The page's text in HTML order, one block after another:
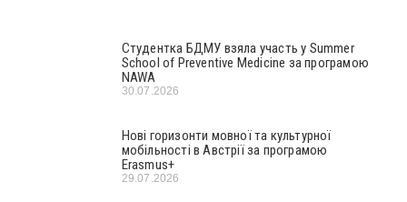
Студентка БДМУ взяла участь у Summer
School of Preventive Medicine за програмою
NAWA
30.07.2026
Нові горизонти мовної та культурної
мобільності в Австрії за програмою
Erasmus+
29.07.2026